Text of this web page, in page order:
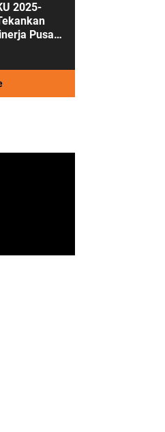
2025-
Pusat